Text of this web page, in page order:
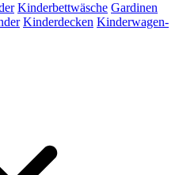
Kinderbettwäsche Gardinen
Kinderdecken Kinderwagen-